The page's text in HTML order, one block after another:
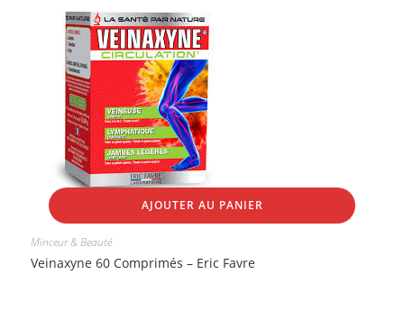
AJOUTER AU PANIER
Minceur & Beauté
Veinaxyne 60 Comprimés – Eric Favre